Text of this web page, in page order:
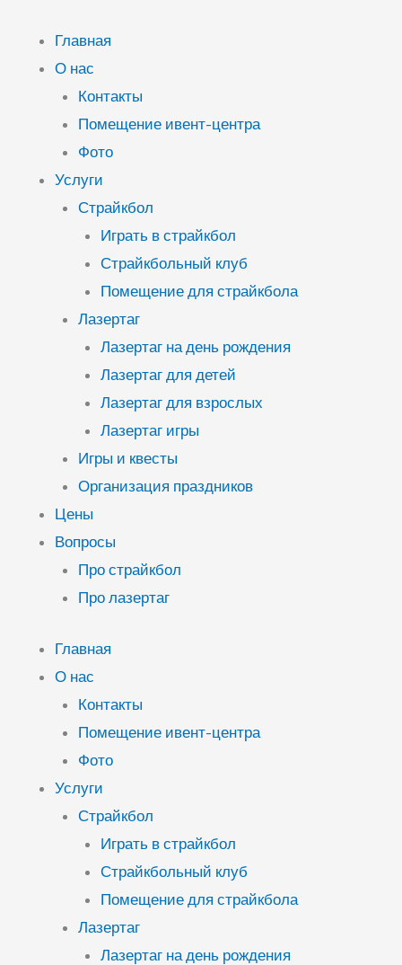
содержимому
Главная
О нас
Контакты
Помещение ивент-центра
Фото
Услуги
Страйкбол
Играть в страйкбол
Страйкбольный клуб
Помещение для страйкбола
Лазертаг
Лазертаг на день рождения
Лазертаг для детей
Лазертаг для взрослых
Лазертаг игры
Игры и квесты
Организация праздников
Цены
Вопросы
Про страйкбол
Про лазертаг
Главная
О нас
Контакты
Помещение ивент-центра
Фото
Услуги
Страйкбол
Играть в страйкбол
Страйкбольный клуб
Помещение для страйкбола
Лазертаг
Лазертаг на день рождения